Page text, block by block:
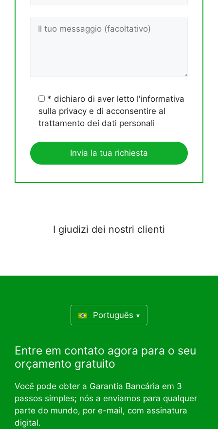
* dichiaro di aver letto l'informativa
sulla privacy e di acconsentire al
trattamento dei dati personali
I giudizi dei nostri clienti
Português
Entre em contato agora para o seu
orçamento gratuito
Você pode obter a Garantia Bancária em 3
passos simples; nós a enviamos para qualquer
parte do mundo, por e-mail, com assinatura
digital.